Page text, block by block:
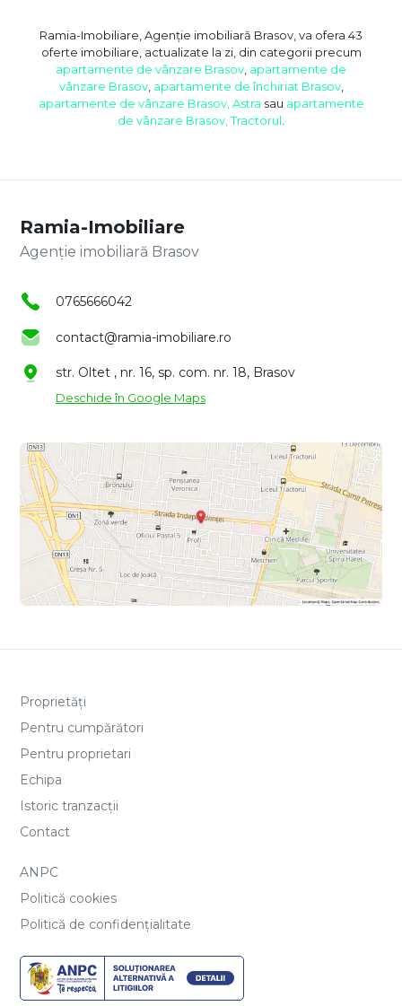
Ramia-Imobiliare, Agenție imobiliară Brasov, va ofera 43
oferte imobiliare, actualizate la zi, din categorii precum
apartamente de vânzare Brasov apartamente de
vânzare Brasov, apartamente de închiriat Brasov,
apartamente de vânzare Brasov, Astra sau apartamente
de vânzare Brasov, Tractorul
Ramia-Imobiliare
Agenție imobiliară Brasov
0765666042
contact@ramia-imobiliare.ro
str. Oltet , nr. 16, sp. com. nr. 18, Brasov
Deschide în Google Maps
Proprietăți
Pentru cumpărători
Pentru proprietari
Echipa
Istoric tranzacții
Contact
ANPC
Politică cookies
Politică de confidențialitate